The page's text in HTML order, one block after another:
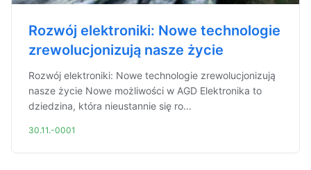
Rozwój elektroniki: Nowe technologie
zrewolucjonizują nasze życie
Rozwój elektroniki: Nowe technologie zrewolucjonizują
nasze życie Nowe możliwości w AGD Elektronika to
dziedzina, która nieustannie się ro...
30.11.-0001